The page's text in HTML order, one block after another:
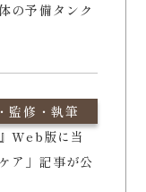
の予備タンク
監修・執筆
Web版に当
ア」記事が公